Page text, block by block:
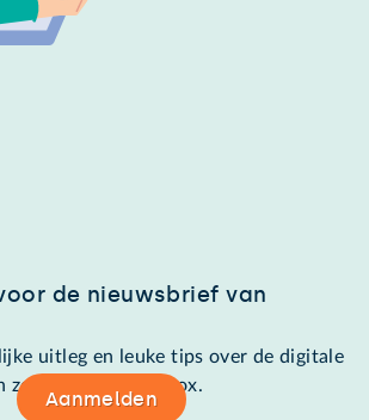
de nieuwsbrief van
uitleg en leuke tips over de digitale
zomaar in de mailbox.
Aanmelden